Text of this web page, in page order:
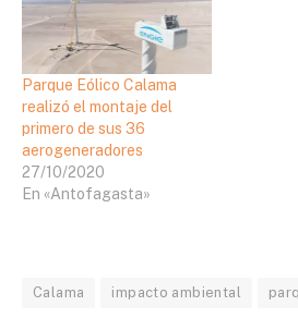
Parque Eólico Calama
realizó el montaje del
primero de sus 36
aerogeneradores
27/10/2020
En «Antofagasta»
Calama impacto ambiental